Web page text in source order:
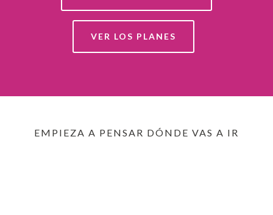
VER LOS PLANES
EMPIEZA A PENSAR DÓNDE VAS A IR